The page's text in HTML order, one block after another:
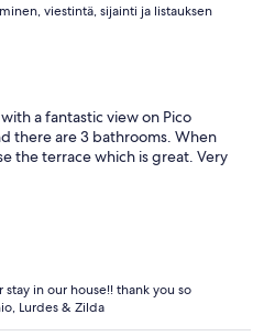
viestintä, sijainti ja listauksen
a fantastic view on Pico
there are 3 bathrooms. When
the terrace which is great. Very
in our house!! thank you so
Lurdes & Zilda